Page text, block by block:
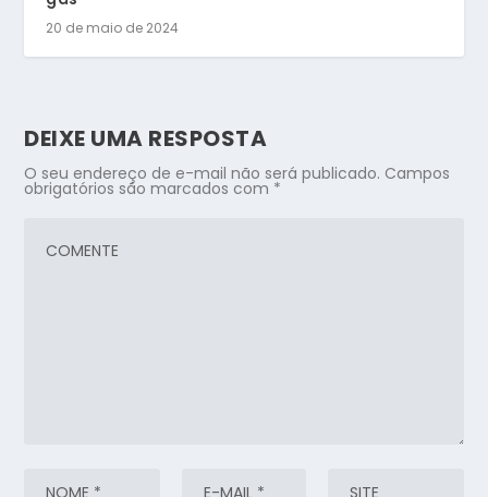
20 de maio de 2024
DEIXE UMA RESPOSTA
O seu endereço de e-mail não será publicado. Campos
obrigatórios são marcados com *